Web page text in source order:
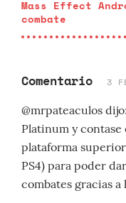
Mass Effect
combate
Comentario 3
@mrpateaculos
Platinum y
plataforma
PS4) para poder
combates gracias